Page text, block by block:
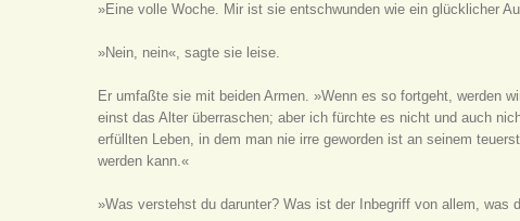
»Eine volle Woche. Mir ist sie entschwunden wie ein glücklicher
»Nein, nein«, sagte sie leise.
Er umfaßte sie mit beiden Armen. »Wenn es so fortgeht, werden
einst das Alter überraschen; aber ich fürchte es nicht und auch
erfüllten Leben, in dem man nie irre geworden ist an seinem
werden kann.«
»Was verstehst du darunter? Was ist der Inbegriff von allem, was